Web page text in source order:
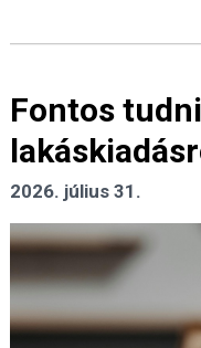
Fontos
2026. július 31.